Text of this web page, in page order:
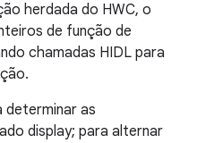
herdada do HWC, o
de função de
chamadas HIDL para
determinar as
display; para alternar